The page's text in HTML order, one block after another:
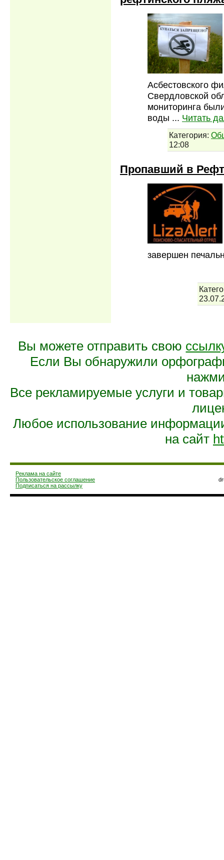
Асбестовского
Свердловской
мониторинга
воды ... Читать
Категория:
12:08
Пропавший в
завершен
Вы можете отправить свою
Если Вы обнаружили
Все рекламируемые услуги и
Любое использование
на сайт
Реклама на сайте
Пользовательское соглашение
Подписаться на рассылку